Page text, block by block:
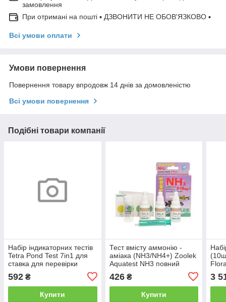
замовлення
При отримані на пошті ▪ ДЗВОНИТИ НЕ ОБОВ'ЯЗКОВО ▪
Всі умови оплати
Умови повернення
Повернення товару впродовж 14 днів за домовленістю
Всі умови повернення
Подібні товари компанії
Набір індикаторних тестів
Tetra Pond Test 7in1 для
ставка для перевірки
показників якості води 25
шт
592 ₴
Купити
Тест вмісту аммонію -
аміака (NH3/NH4+) Zoolek
Aquatest NH3 повний
426₴
Купити
3